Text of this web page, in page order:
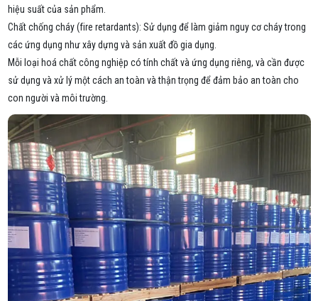
hiệu suất của sản phẩm.
Chất chống cháy (fire retardants): Sử dụng để làm giảm nguy cơ cháy trong
các ứng dụng như xây dựng và sản xuất đồ gia dụng.
Mỗi loại hoá chất công nghiệp có tính chất và ứng dụng riêng, và cần được
sử dụng và xử lý một cách an toàn và thận trọng để đảm bảo an toàn cho
con người và môi trường.